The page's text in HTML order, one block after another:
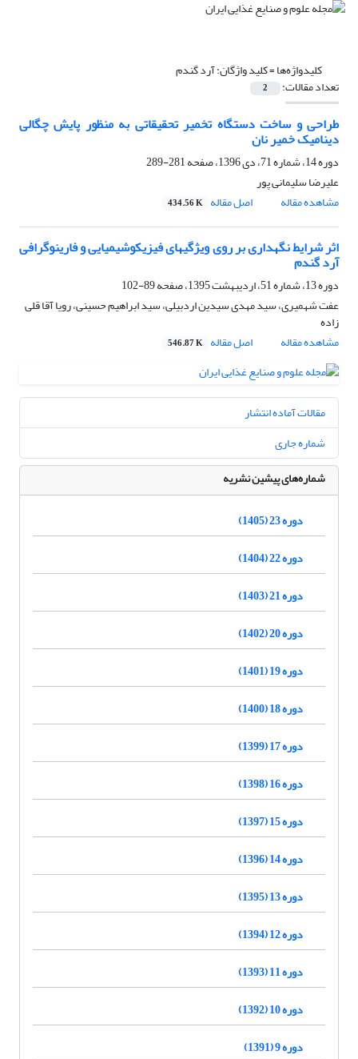
کلیدواژه‌ها =کلید واژگان: آرد گندم
تعداد مقالات: 2
طراحی و ساخت دستگاه تخمیر تحقیقاتی به منظور پایش چگالی
دینامیک خمیر نان
دوره 14، شماره 71، دی 1396، صفحه
281-289
علیرضا سلیمانی پور
مشاهده مقاله
اصل مقاله 434.56 K
اثر شرایط نگهداری بر روی ویژگیهای فیزیکوشیمیایی و فارینوگرافی
آرد گندم
دوره 13، شماره 51، اردیبهشت 1395، صفحه
89-102
عفت شهمیری، سید مهدی سیدین اردبیلی، سید ابراهیم حسینی، رویا آقا قلی
زاده
مشاهده مقاله
اصل مقاله 546.87 K
مقالات آماده انتشار
شماره جاری
شماره‌های پیشین نشریه
دوره 23 (1405)
دوره 22 (1404)
دوره 21 (1403)
دوره 20 (1402)
دوره 19 (1401)
دوره 18 (1400)
دوره 17 (1399)
دوره 16 (1398)
دوره 15 (1397)
دوره 14 (1396)
دوره 13 (1395)
دوره 12 (1394)
دوره 11 (1393)
دوره 10 (1392)
دوره 9 (1391)